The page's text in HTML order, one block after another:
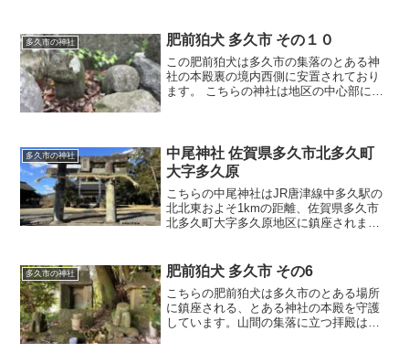
が多久領と佐賀藩領の境であったことか
ら関所が置かれていたよ…
多久市の神社 肥前狛犬 多久市 その１０
この肥前狛犬は多久市の集落のとある神
社の本殿裏の境内西側に安置されており
ます。 こちらの神社は地区の中心部に鎮
です。 肥前狛犬が屋外
多久市の神社
中尾神社 佐賀県多久市北多久町
大字多久原
こちらの中尾神社はJR唐津線中多久駅の
北北東およそ1kmの距離、佐賀県多久市
北多久町大字多久原地区に鎮座されま
出兵の際、名護屋城へと向かう時に通っ
た道と言われた
多久市の神社 肥前狛犬 多久市 その6
こちらの肥前狛犬は多久市のとある場所
に鎮座される、とある神社の本殿を守護
しています。山間の集落に立つ拝殿は、